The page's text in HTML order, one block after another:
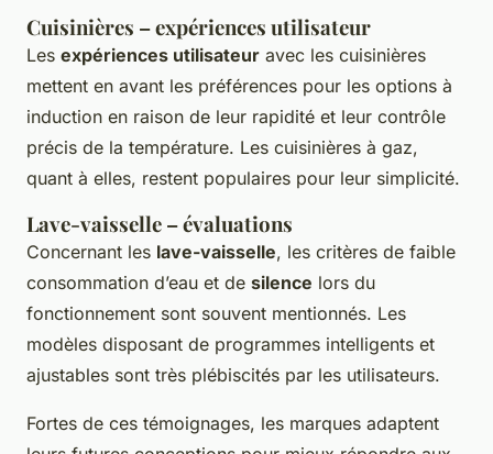
Cuisinières – expériences utilisateur
Les expériences utilisateur avec les cuisinières
mettent en avant les préférences pour les options à
induction en raison de leur rapidité et leur contrôle
précis de la température. Les cuisinières à gaz,
quant à elles, restent populaires pour leur simplicité.
Lave-vaisselle – évaluations
Concernant les lave-vaisselle, les critères de faible
consommation d’eau et de silence lors du
fonctionnement sont souvent mentionnés. Les
modèles disposant de programmes intelligents et
ajustables sont très plébiscités par les utilisateurs.
Fortes de ces témoignages, les marques adaptent